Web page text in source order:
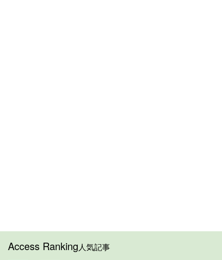
Access Ranking人気記事